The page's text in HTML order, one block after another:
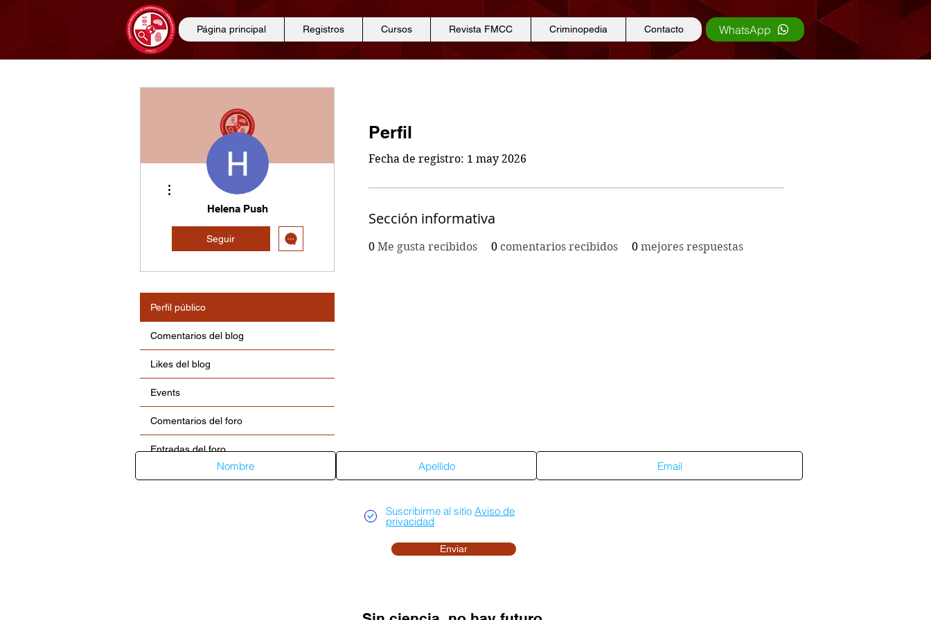
Página principal Registros Cursos Revista FMCC Criminopedia Contacto WhatsApp
Perfil
Fecha de registro: 1 may 2026
Sección informativa
0 Me gusta recibidos 0 comentarios recibidos 0 mejores respuestas
Helena Push
Seguir
Más acciones
Perfil público
Comentarios del blog
Likes del blog
Events
Comentarios del foro
Entradas del foro
Suscribirme al sitio Aviso de
privacidad
Enviar